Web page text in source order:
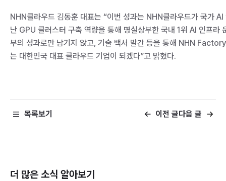
NHN클라우드 김동훈 대표는 “이번 성과는 NHN클라우드가 국가
난 GPU 클러스터 구축 역량을 통해 명실상부한 국내 1위 AI 인프라
부의 성과로만 남기지 않고, 기술 백서 발간 등을 통해 NHN
는 대한민국 대표 클라우드 기업이 되겠다”고 밝혔다.
목록보기 이전 글다음 글
더 많은 소식 알아보기